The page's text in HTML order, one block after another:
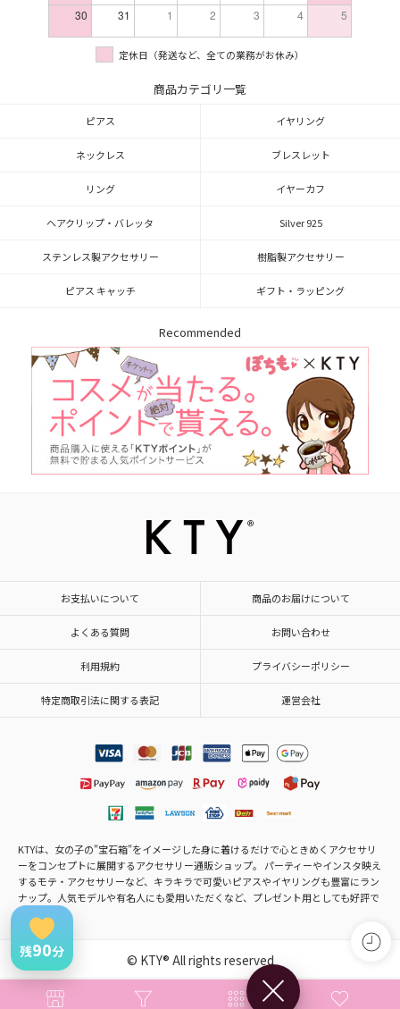
30 31 1 2 3 4 5
定休日（発送など、全ての業務がお休み）
商品カテゴリ一覧
ピアス イヤリング
ネックレス ブレスレット
リング イヤーカフ
ヘアクリップ・バレッタ Silver 925
ステンレス製アクセサリー 樹脂製アクセサリー
ピアス キャッチ ギフト・ラッピング
Recommended
お支払いについて 商品のお届けについて
よくある質問 お問い合わせ
利用規約 プライバシーポリシー
特定商取引法に関する表記 運営会社
KTYは、女の子の"宝石箱"をイメージした身に着けるだけで心ときめくアクセサリ
ーをコンセプトに展開するアクセサリー通販ショップ。 パーティーやインスタ映え
するモテ・アクセサリーなど、キラキラで可愛いピアスやイヤリングも豊富にラン
ナップ。人気モデルや有名人にも愛用いただくなど、プレゼント用としても好評で
© KTY® All rights reserved
×
残90分